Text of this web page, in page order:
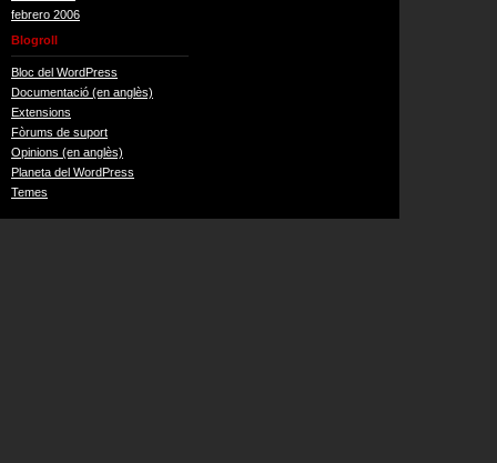
febrero 2006
Blogroll
Bloc del WordPress
Documentació (en anglès)
Extensions
Fòrums de suport
Opinions (en anglès)
Planeta del WordPress
Temes